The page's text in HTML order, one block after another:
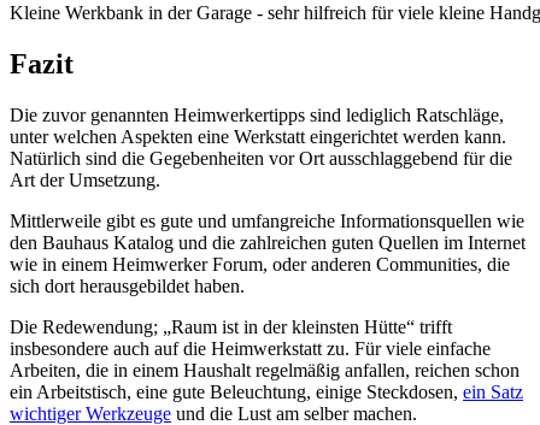
Kleine Werkbank in der Garage - sehr hilfreich für viele kleine
Fazit
Die zuvor genannten Heimwerkertipps sind lediglich Ratschläge,
unter welchen Aspekten eine Werkstatt eingerichtet werden kann.
Natürlich sind die Gegebenheiten vor Ort ausschlaggebend für die
Art der Umsetzung.
Mittlerweile gibt es gute und umfangreiche Informationsquellen wie
den Bauhaus Katalog und die zahlreichen guten Quellen im Internet
wie in einem Heimwerker Forum, oder anderen Communities, die
sich dort herausgebildet haben.
Die Redewendung; „Raum ist in der kleinsten Hütte“ trifft
insbesondere auch auf die Heimwerkstatt zu. Für viele einfache
Arbeiten, die in einem Haushalt regelmäßig anfallen, reichen schon
ein Arbeitstisch, eine gute Beleuchtung, einige Steckdosen, ein Satz
wichtiger Werkzeuge und die Lust am selber machen.